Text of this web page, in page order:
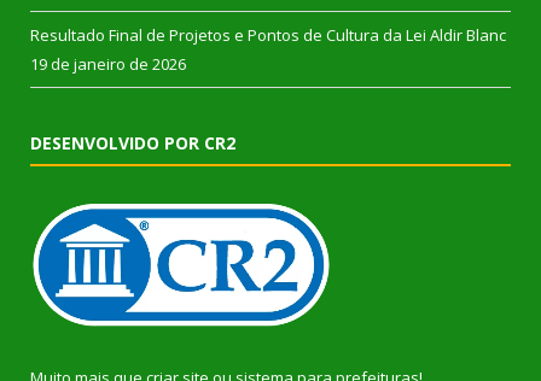
Resultado Final de Projetos e Pontos de Cultura da Lei Aldir Blanc
19 de janeiro de 2026
DESENVOLVIDO POR CR2